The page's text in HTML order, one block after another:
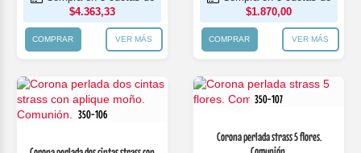
$4.363,33
COMPRAR VER MÁS
$1.870,00
COMPRAR VER MÁS
350-106
350-107
Corona perlada strass 5 flores.